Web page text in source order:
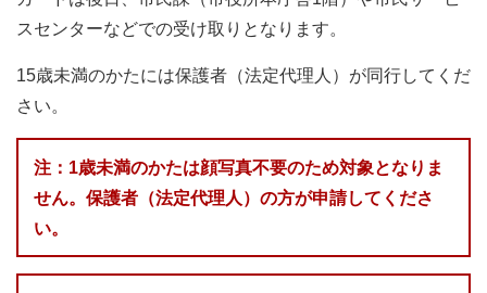
スセンターなどでの受け取りとなります。
15歳未満のかたには保護者（法定代理人）が同行してくだ
さい。
注：1歳未満のかたは顔写真不要のため対象となりま
せん。保護者（法定代理人）の方が申請してくださ
い。